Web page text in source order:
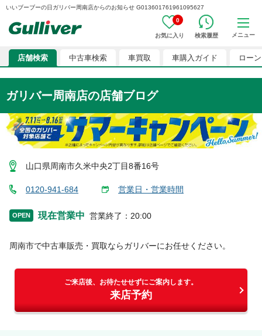
いいブーブーの日ガリバー周南店からのお知らせ G013601761961095627
0
お気に入り 検索履歴 メニュー
店舗検索 中古車検索 車買取 車購入ガイド ローン
ガリバー周南店の店舗ブログ
山口県周南市久米中央2丁目8番16号
0120-941-684 営業日・営業時間
OPEN 現在営業中 営業終了 ： 20:00
周南市で中古車販売・買取ならガリバーにお任せください。
ご来店後、お待たせせずにご案内します。
来店予約